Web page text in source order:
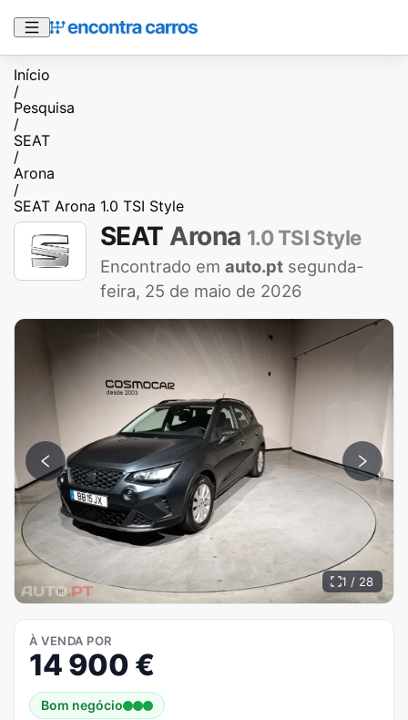
Início
/
Pesquisa
/
SEAT
/
Arona
/
SEAT Arona 1.0 TSI Style
SEAT Arona 1.0 TSI Style
Encontrado em auto.pt segunda-
feira, 25 de maio de 2026
1 / 28
À VENDA POR
14 900 €
Bom negócio